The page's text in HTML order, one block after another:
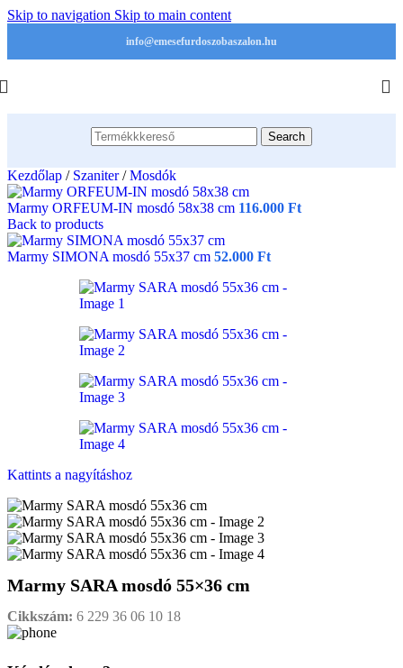
Skip to navigation Skip to main content
info@emesefurdoszobaszalon.hu
Search
Kezdőlap / Szaniter/ Mosdók
Marmy ORFEUM-IN mosdó 58x38 cm 116.000 Ft
Back to products
Marmy SIMONA mosdó 55x37 cm 52.000 Ft
Kattints a nagyításhoz
Marmy SARA mosdó 55×36 cm
Cikkszám: 6 229 36 06 10 18